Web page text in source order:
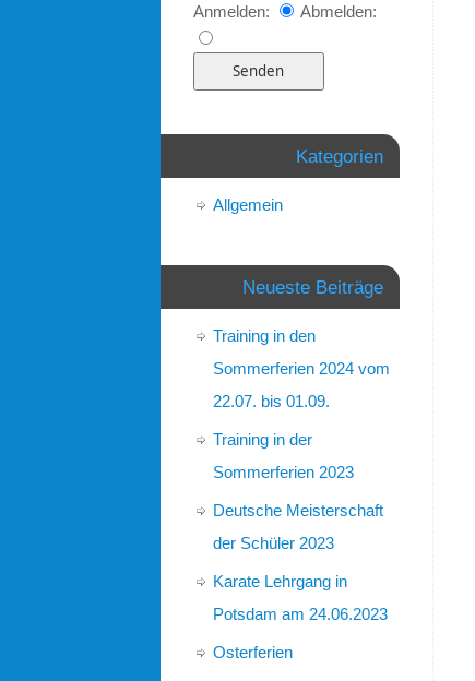
Anmelden: Abmelden:
Kategorien
Allgemein
Neueste Beiträge
Training in den
Sommerferien 2024 vom
22.07. bis 01.09.
Training in der
Sommerferien 2023
Deutsche Meisterschaft
der Schüler 2023
Karate Lehrgang in
Potsdam am 24.06.2023
Osterferien